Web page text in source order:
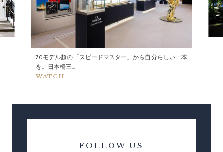
70モデル超の「スピードマスター」から自分らしい一本
を。日本橋三...
WATCH
FOLLOW US